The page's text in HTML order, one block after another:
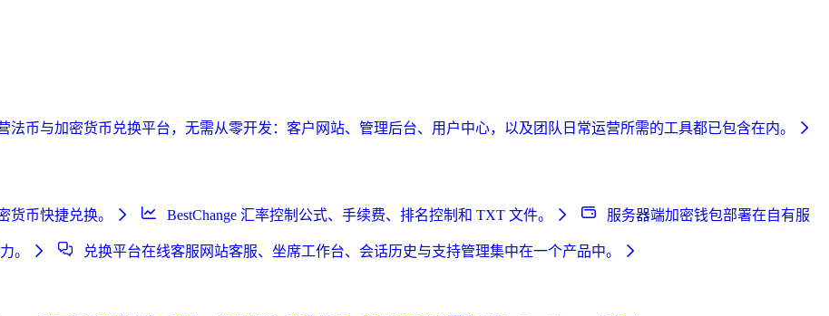
法币与加密货币兑换平台，无需从零开发：客户网站、管理后台、用户中心，以及团队日常运营所需的工具都已包含在内。
货币快捷兑换。 BestChange 汇率控制 公式、手续费、排名控制和 TXT 文件。 服务器端加密钱包部署在自有服
。 兑换平台在线客服 网站客服、坐席工作台、会话历史与支持管理集中在一个产品中。